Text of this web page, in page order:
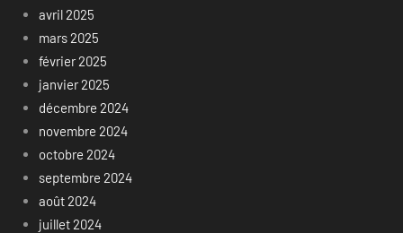
avril 2025
mars 2025
février 2025
janvier 2025
décembre 2024
novembre 2024
octobre 2024
septembre 2024
août 2024
juillet 2024